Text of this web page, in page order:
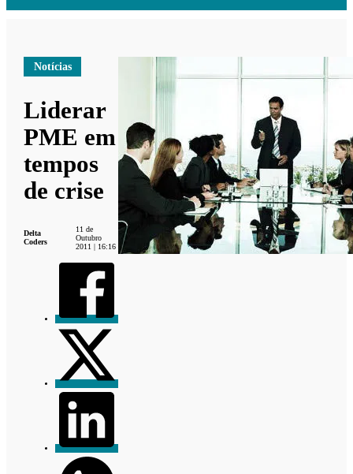
Notícias
Liderar
PME em
tempos
de crise
Delta
Coders
11 de
Outubro
2011 | 16:16